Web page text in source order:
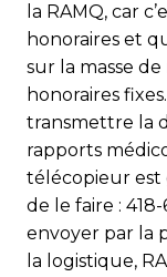
la RAMQ, car
honoraires et
sur la masse
honoraires
transmettre la
rapports
télécopieur
de le faire :
envoyer par la
la logistique,